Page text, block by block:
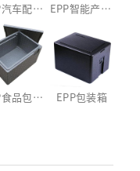
EPP汽车配件包装定制 EPP智能产品包装内衬
EPP食品包装盒 EPP包装箱